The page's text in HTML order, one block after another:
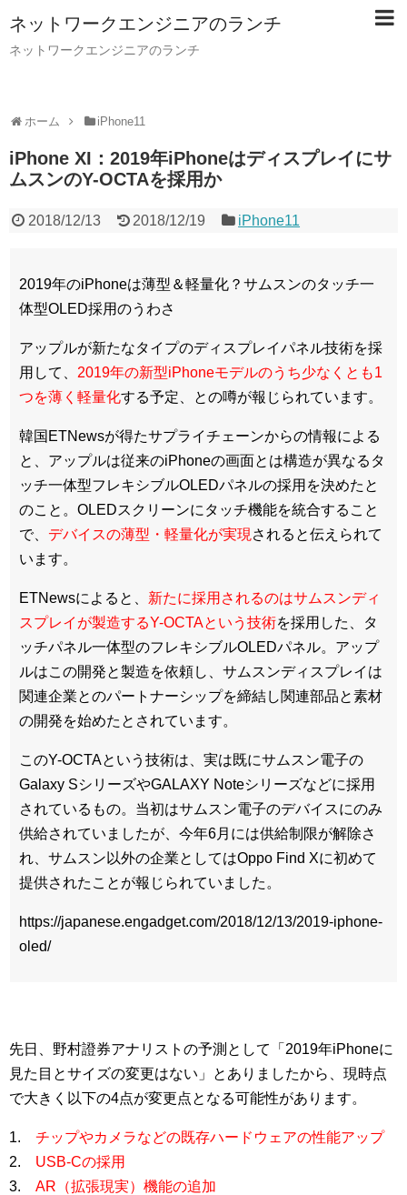
ネットワークエンジニアのランチ
ネットワークエンジニアのランチ
ホーム iPhone11
iPhone XI：2019年iPhoneはディスプレイにサ
ムスンのY-OCTAを採用か
2018/12/13 2018/12/19 iPhone11
2019年のiPhoneは薄型＆軽量化？サムスンのタッチ一
体型OLED採用のうわさ
アップルが新たなタイプのディスプレイパネル技術を採
用して、 2019年の新型iPhoneモデルのうち少なくとも1
つを薄く軽量化する予定、との噂が報じられています。
韓国ETNewsが得たサプライチェーンからの情報による
と、アップルは従来のiPhoneの画面とは構造が異なるタ
ッチ一体型フレキシブルOLEDパネルの採用を決めたと
のこと。OLEDスクリーンにタッチ機能を統合すること
で、 デバイスの薄型・軽量化が実現 されると伝えられて
います。
ETNewsによると、 新たに採用されるのはサムスンディ
スプレイが製造するY-OCTAという技術を採用した、タ
ッチパネル一体型のフレキシブルOLEDパネル。アップ
ルはこの開発と製造を依頼し、サムスンディスプレイは
関連企業とのパートナーシップを締結し関連部品と素材
の開発を始めたとされています。
このY-OCTAという技術は、実は既にサムスン電子の
Galaxy SシリーズやGALAXY Noteシリーズなどに採用
されているもの。当初はサムスン電子のデバイスにのみ
供給されていましたが、今年6月には供給制限が解除さ
れ、サムスン以外の企業としてはOppo Find Xに初めて
提供されたことが報じられていました。
https://japanese.engadget.com/2018/12/13/2019-iphone-
oled/
先日、野村證券アナリストの予測として「2019年iPhoneに
見た目とサイズの変更はない」とありましたから、現時点
で大きく以下の4点が変更点となる可能性があります。
1. チップやカメラなどの既存ハードウェアの性能アップ
2. USB-Cの採用
3. AR（拡張現実）機能の追加